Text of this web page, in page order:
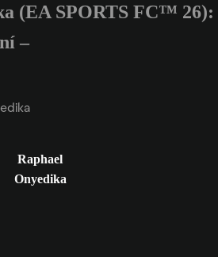
of 3 characters or numbers
(EA SPORTS FC™ 26):
–
Raphael
Onyedika